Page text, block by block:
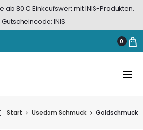
ab 80 € Einkaufswert mit INIS-Produkten.
Gutscheincode: INIS
0
Start Usedom Schmuck Goldschmuck